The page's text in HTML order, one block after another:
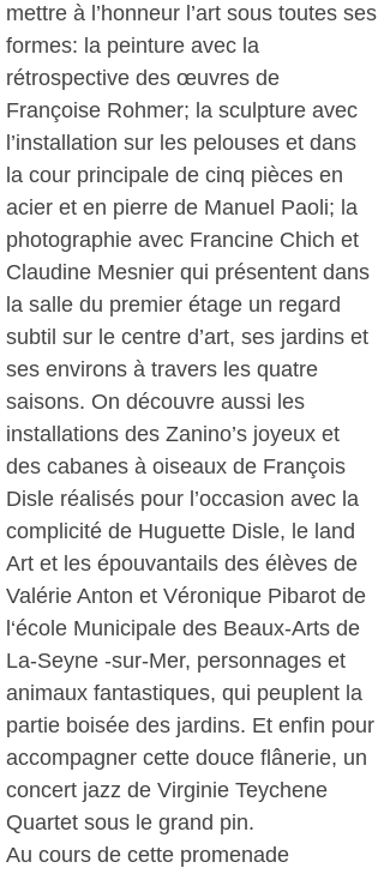
mettre à l’honneur l’art sous toutes ses
formes: la peinture avec la
rétrospective des œuvres de
Françoise Rohmer; la sculpture avec
l’installation sur les pelouses et dans
la cour principale de cinq pièces en
acier et en pierre de Manuel Paoli; la
photographie avec Francine Chich et
Claudine Mesnier qui présentent dans
la salle du premier étage un regard
subtil sur le centre d’art, ses jardins et
ses environs à travers les quatre
saisons. On découvre aussi les
installations des Zanino’s joyeux et
des cabanes à oiseaux de François
Disle réalisés pour l’occasion avec la
complicité de Huguette Disle, le land
Art et les épouvantails des élèves de
Valérie Anton et Véronique Pibarot de
l‘école Municipale des Beaux-Arts de
La-Seyne -sur-Mer, personnages et
animaux fantastiques, qui peuplent la
partie boisée des jardins. Et enfin pour
accompagner cette douce flânerie, un
concert jazz de Virginie Teychene
Quartet sous le grand pin.
Au cours de cette promenade